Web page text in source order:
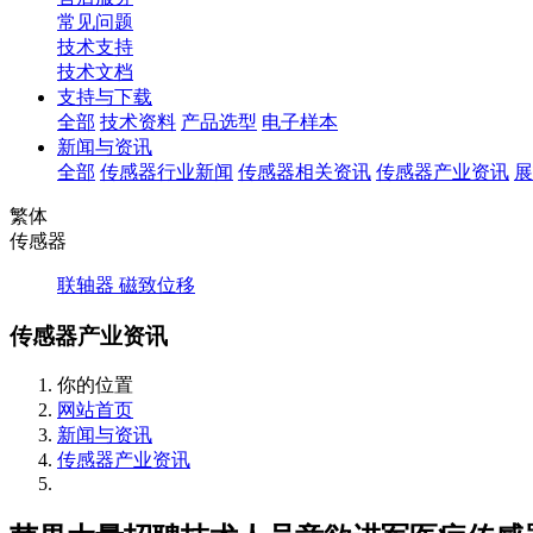
常见问题
技术支持
技术文档
支持与下载
全部 技术资料 产品选型 电子样本
新闻与资讯
全部 传感器行业新闻 传感器相关资讯 传感器产业资讯
繁体
传感器
联轴器 磁致位移
传感器产业资讯
你的位置
网站首页
新闻与资讯
传感器产业资讯